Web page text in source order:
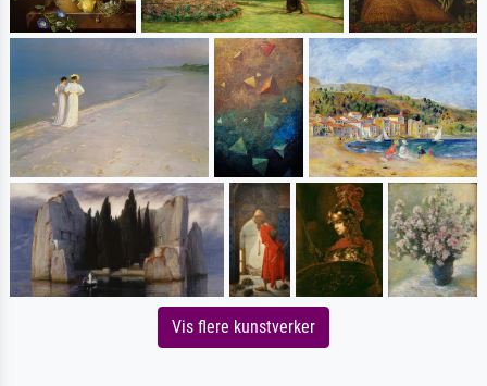
Vis flere kunstverker